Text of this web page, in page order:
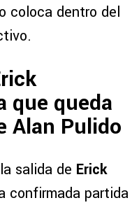
coloca dentro del
que queda
Alan Pulido
salida de Erick
confirmada partida